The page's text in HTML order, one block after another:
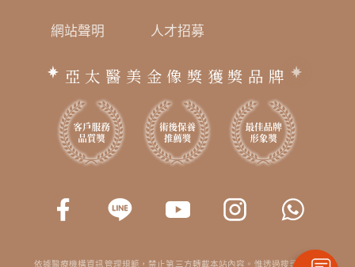
網站聲明 人才招募
亞太醫美金像獎獲獎品牌
依據醫療機構資訊管理規範，禁止第三方轉載本站內容。惟透過搜尋